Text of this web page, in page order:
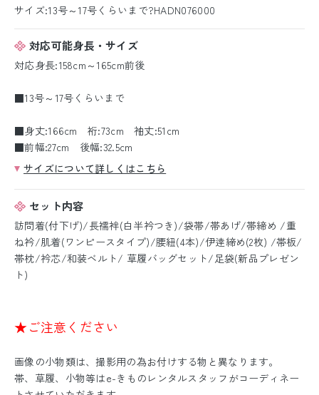
サイズ:13号～17号くらいまで?HADN076000
対応可能身長・サイズ
対応身長:158cm～165cm前後
■13号～17号くらいまで
■身丈:166cm 裄:73cm 袖丈:51cm
■前幅:27cm 後幅:32.5cm
サイズについて詳しくはこちら
セット内容
訪問着(付下げ)/長襦袢(白半衿つき)/袋帯/帯あげ/帯締め /重
ね衿/肌着(ワンピースタイプ)/腰紐(4本)/伊逹締め(2枚) /帯板/
帯枕/衿芯/和装ベルト/ 草履バッグセット/足袋(新品プレゼン
ト)
★ご注意ください
画像の小物類は、撮影用の為お付けする物と異なります。
帯、草履、小物等はe-きものレンタルスタッフがコーディネー